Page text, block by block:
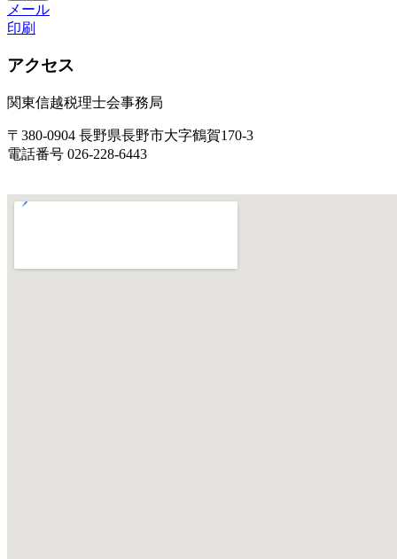
メール
印刷
アクセス
関東信越税理士会事務局
〒380-0904 長野県長野市大字鶴賀170-3
電話番号 026-228-6443